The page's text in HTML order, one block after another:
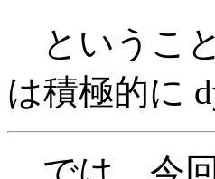
というこ
は積極的に